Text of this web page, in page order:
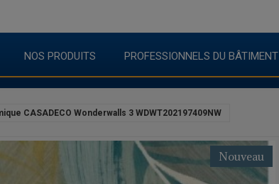
NOS PRODUITS PROFESSIONNELS DU BÂTIMENT
CASADECO Wonderwalls 3 WDWT202197409NW
Nouveau